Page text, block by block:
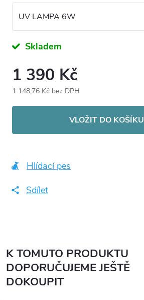
Skladem
1 390 Kč
1 148,76 Kč bez DPH
VLOŽIT DO KOŠÍKU
Hlídací pes
Sdílet
K TOMUTO PRODUKTU
DOPORUČUJEME JEŠTĚ
DOKOUPIT